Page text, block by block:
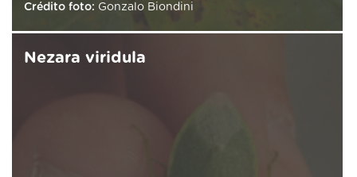
Crédito foto: Gonzalo Biondini
Nezara viridula